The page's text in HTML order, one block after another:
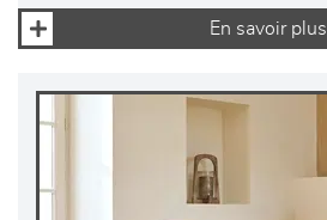
En savoir plus